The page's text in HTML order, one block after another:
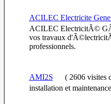
ACILEC Electricite
ACILEC ElectricitÃ©
vos travaux
professionnels.
AMI2S (2606 visites
installation et